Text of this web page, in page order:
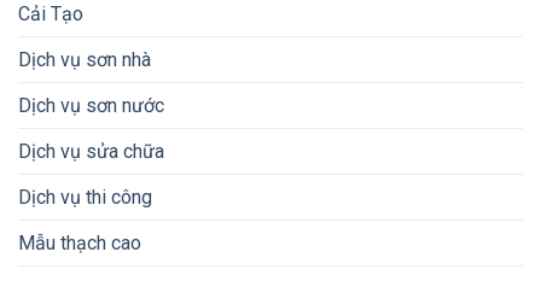
Cải Tạo
Dịch vụ sơn nhà
Dịch vụ sơn nước
Dịch vụ sửa chữa
Dịch vụ thi công
Mẫu thạch cao